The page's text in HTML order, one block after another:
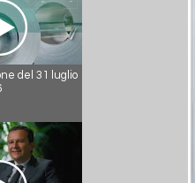
del 31 luglio